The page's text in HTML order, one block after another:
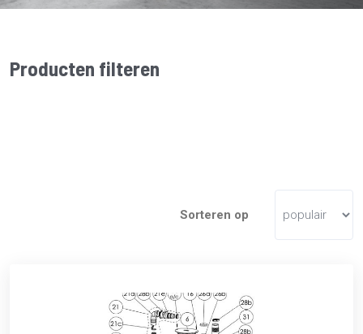
Sorteren op
Producten filteren